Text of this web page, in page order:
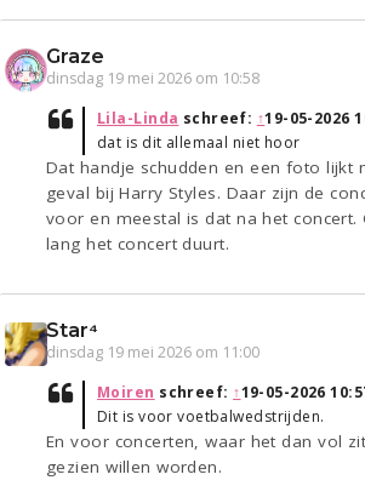
Graze
dinsdag 19 mei 2026 om 10:58
Lila-Linda schreef: ↑19-05-2026
dat is dit allemaal niet hoor
Dat handje schudden en een foto lijkt
geval bij Harry Styles. Daar zijn de
voor en meestal is dat na het concert.
lang het concert duurt.
Star⁴
dinsdag 19 mei 2026 om 11:00
Moiren schreef: ↑19-05-2026
Dit is voor voetbalwedstrijden.
En voor concerten, waar het dan vol
gezien willen worden.